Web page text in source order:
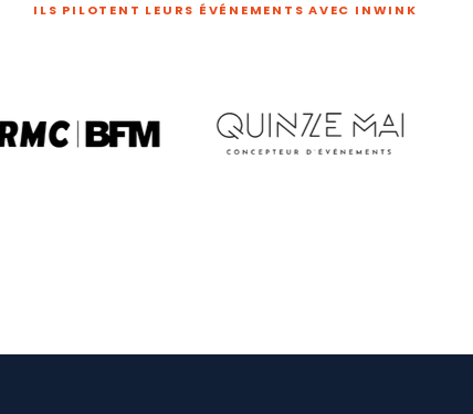
ILS PILOTENT LEURS ÉVÉNEMENTS AVEC INWINK